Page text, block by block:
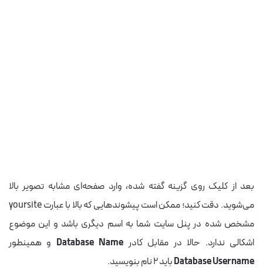
بعد از کلیک روی گزینه گفته شده، وارد صفحه‌ای مشابه تصویر بالا
می‌شوید. دقت کنید؛ ممکن است پیشوندهایی که بالا با عبارت yoursite
مشخص شده در پنل سایت شما به اسم دیگری باشد و این موضوع
اشکالی ندارد. حالا در مقابل کادر
Database Name
و همینطور
Database Usernameباید ۲ نام بنویسید.